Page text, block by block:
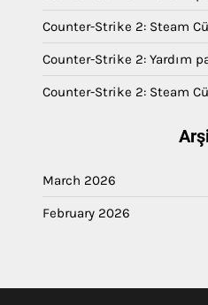
Counter-Strike 2: Steam
Counter-Strike 2: Yardım
Counter-Strike 2: Steam
March 2026
February 2026